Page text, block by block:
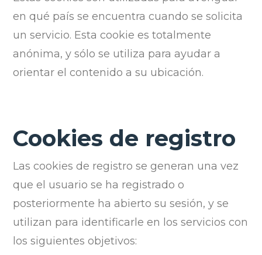
en qué país se encuentra cuando se solicita
un servicio. Esta cookie es totalmente
anónima, y sólo se utiliza para ayudar a
orientar el contenido a su ubicación.
Cookies de registro
Las cookies de registro se generan una vez
que el usuario se ha registrado o
posteriormente ha abierto su sesión, y se
utilizan para identificarle en los servicios con
los siguientes objetivos: